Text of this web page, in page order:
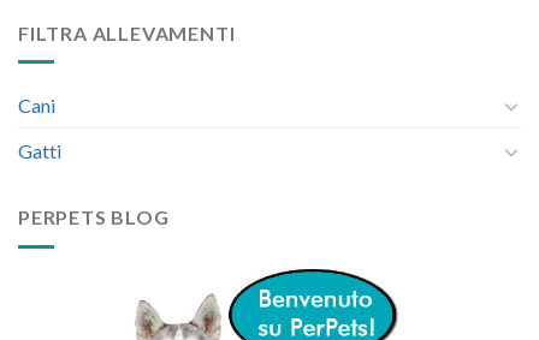
FILTRA ALLEVAMENTI
Cani
Gatti
PERPETS BLOG